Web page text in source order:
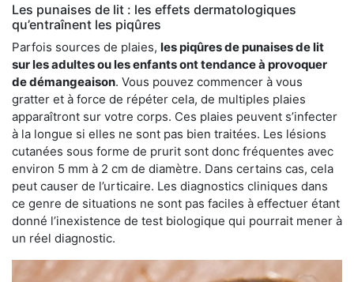
Les punaises de lit : les effets dermatologiques
qu’entraînent les piqûres
Parfois sources de plaies, les piqûres de punaises de lit
sur les adultes ou les enfants ont tendance à provoquer
de démangeaison. Vous pouvez commencer à vous
gratter et à force de répéter cela, de multiples plaies
apparaîtront sur votre corps. Ces plaies peuvent s’infecter
à la longue si elles ne sont pas bien traitées. Les lésions
cutanées sous forme de prurit sont donc fréquentes avec
environ 5 mm à 2 cm de diamètre. Dans certains cas, cela
peut causer de l’urticaire. Les diagnostics cliniques dans
ce genre de situations ne sont pas faciles à effectuer étant
donné l’inexistence de test biologique qui pourrait mener à
un réel diagnostic.